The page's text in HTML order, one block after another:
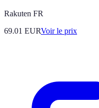
Rakuten FR
69.01 EURVoir le prix